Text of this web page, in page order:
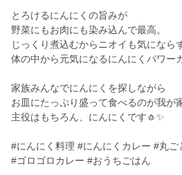
とろけるにんにくの旨みが
野菜にもお肉にも染み込んで最高。
じっくり煮込むからニオイも気になら
体の中から元気になるにんにくパワー
家族みんなでにんにくを探しながら
お皿にたっぷり盛って食べるのが我が
主役はもちろん、にんにくです🧄✨
#にんにく料理 #にんにくカレー #丸ご
#ゴロゴロカレー #おうちごはん